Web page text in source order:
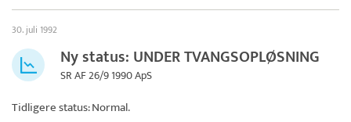
30. juli 1992
Ny status: UNDER TVANGSOPLØSNING
SR AF 26/9 1990 ApS
Tidligere status: Normal.